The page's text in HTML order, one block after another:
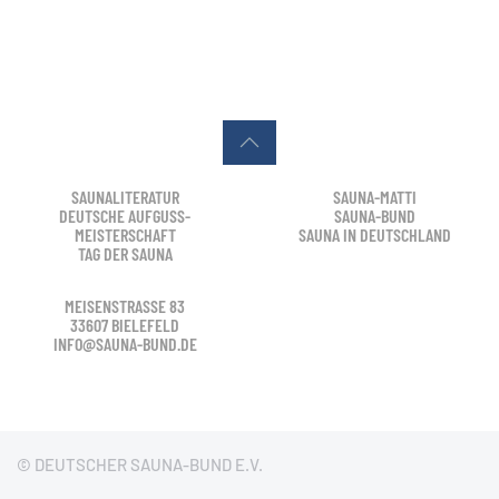
SAUNALITERATUR
DEUTSCHE AUFGUSS-
MEISTERSCHAFT
TAG DER SAUNA
SAUNA-MATTI
SAUNA-BUND
SAUNA IN DEUTSCHLAND
MEISENSTRASSE 83
33607 BIELEFELD
INFO@SAUNA-BUND.DE
© DEUTSCHER SAUNA-BUND E.V.